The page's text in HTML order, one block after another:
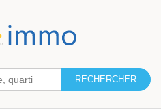
RECHERCHER